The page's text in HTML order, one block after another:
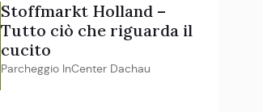
Stoffmarkt Holland –
Tutto ciò che riguarda il
cucito
Parcheggio InCenter Dachau